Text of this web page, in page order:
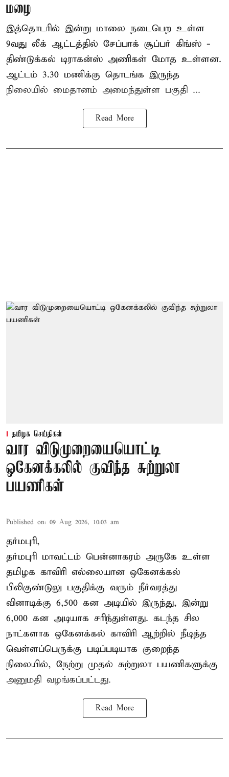
மழை
இத்தொடரில் இன்று மாலை நடைபெற உள்ள
9வது லீக் ஆட்டத்தில் சேப்பாக் சூப்பர் கிங்ஸ் -
திண்டுக்கல் டிராகன்ஸ் அணிகள் மோத உள்ளன.
ஆட்டம் 3.30 மணிக்கு தொடங்க இருந்த
நிலையில் மைதானம் அமைந்துள்ள பகுதி ...
Read More
தமிழக செய்திகள்
வார விடுமுறையையொட்டி
ஒகேனக்கலில் குவிந்த சுற்றுலா
பயணிகள்
Published on: 09 Aug 2026, 10:03 am
தர்மபுரி,
தர்மபுரி மாவட்டம் பென்னாகரம் அருகே உள்ள
தமிழக காவிரி எல்லையான ஒகேனக்கல்
பிலிகுண்டுலு பகுதிக்கு வரும் நீர்வரத்து
வினாடிக்கு 6,500 கன அடியில் இருந்து, இன்று
6,000 கன அடியாக சரிந்துள்ளது. கடந்த சில
நாட்களாக ஒகேனக்கல் காவிரி ஆற்றில் நீடித்த
வெள்ளப்பெருக்கு படிப்படியாக குறைந்த
நிலையில், நேற்று முதல் சுற்றுலா பயணிகளுக்கு
அனுமதி வழங்கப்பட்டது.
Read More